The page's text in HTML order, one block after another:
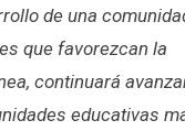
de una
que favorezcan la
continuará
educativas